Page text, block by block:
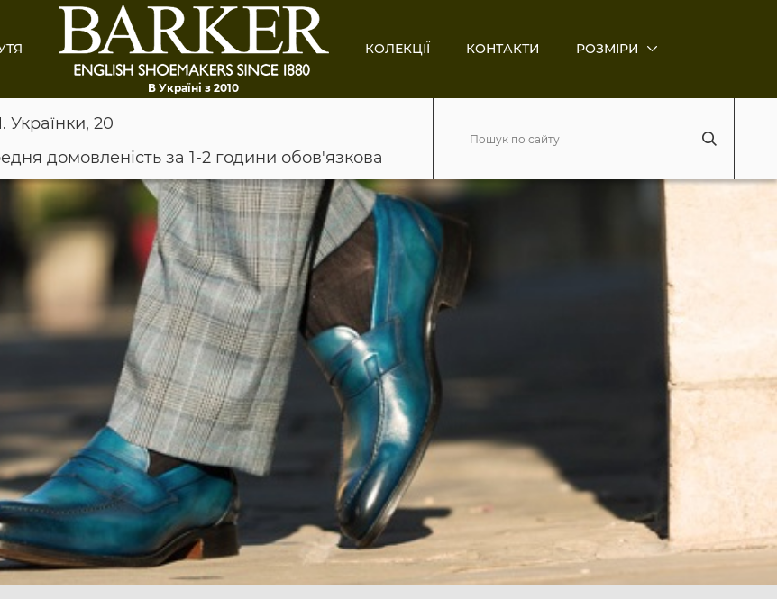
В Україні з 2010
КОЛЕКЦІЇ КОНТАКТИ РОЗМІРИ
Українки, 20
домовленість за 1-2 години обов'язкова